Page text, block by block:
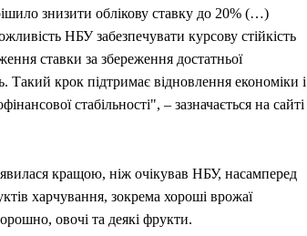
знизити облікову ставку до 20% (…)
НБУ забезпечувати курсову стійкість
ставки за збереження достатньої
Такий крок підтримає відновлення економіки і
стабільності", – зазначається на сайті
кращою, ніж очікував НБУ, насамперед
харчування, зокрема хороші врожаї
овочі та деякі фрукти.